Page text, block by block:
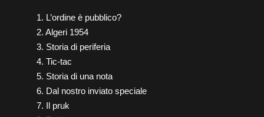
1. L’ordine è pubblico?
2. Algeri 1954
3. Storia di periferia
4. Tic-tac
5. Storia di una nota
6. Dal nostro inviato speciale
7. Il pruk